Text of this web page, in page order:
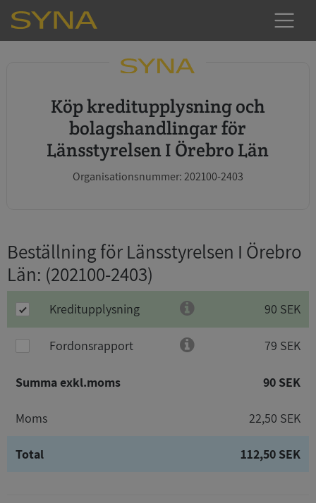
Köp kreditupplysning och
bolagshandlingar för
Länsstyrelsen I Örebro Län
Organisationsnummer: 202100-2403
Beställning för Länsstyrelsen I Örebro
Län: (202100-2403)
Kreditupplysning 90 SEK
Fordonsrapport 79 SEK
Summa exkl.moms 90 SEK
Moms 22,50 SEK
Total 112,50 SEK